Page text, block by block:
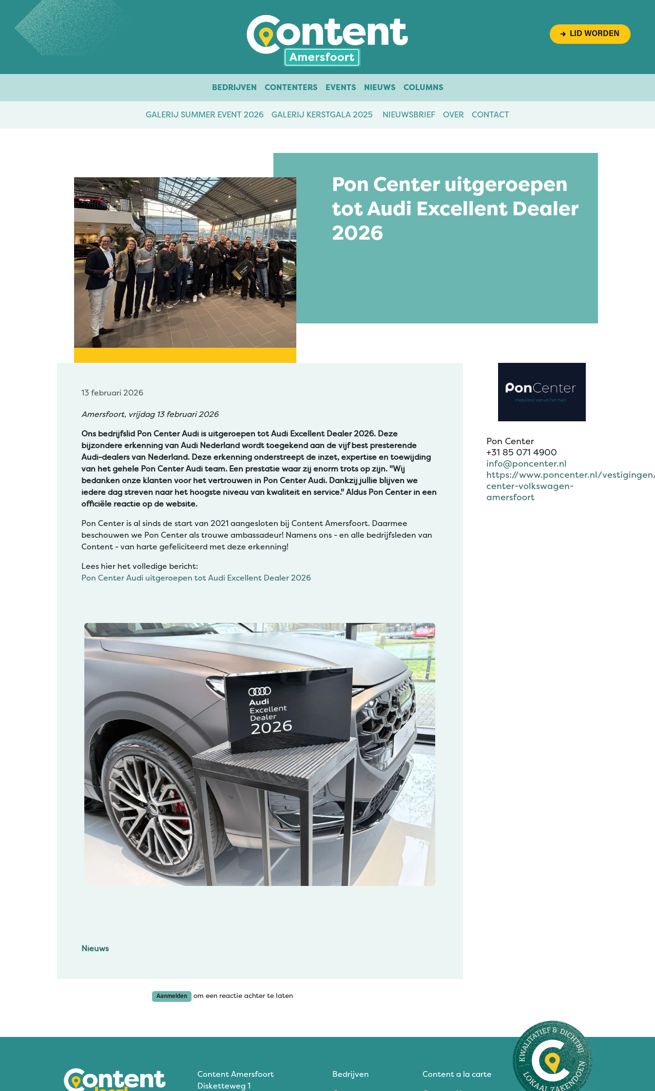
Overslaan naar inhoud
LID WORDEN
BEDRIJVEN CONTENTERS EVENTS NIEUWS COLUMNS
GALERIJ SUMMER EVENT 2026 GALERIJ KERSTGALA 2025 NIEUWSBRIEF OVER CONTACT
Pon Center uitgeroepen
tot Audi Excellent Dealer
2026
13 februari 2026
Amersfoort, vrijdag 13 februari 2026
Ons bedrijfslid Pon Center Audi is uitgeroepen tot Audi Excellent Dealer 2026. Deze
bijzondere erkenning van Audi Nederland wordt toegekend aan de vijf best presterende
Audi-dealers van Nederland. Deze erkenning onderstreept de inzet, expertise en toewijding
van het gehele Pon Center Audi team. Een prestatie waar zij enorm trots op zijn. "Wij
bedanken onze klanten voor het vertrouwen in Pon Center Audi. Dankzij jullie blijven we
iedere dag streven naar het hoogste niveau van kwaliteit en service." Aldus Pon Center in een
officiële reactie op de website.
Pon Center is al sinds de start van 2021 aangesloten bij Content Amersfoort. Daarmee
beschouwen we Pon Center als trouwe ambassadeur! Namens ons - en alle bedrijfsleden van
Content - van harte gefeliciteerd met deze erkenning!
Lees hier het volledige bericht:
Pon Center Audi uitgeroepen tot Audi Excellent Dealer 2026
Nieuws
Pon Center
+31 85 071 4900
info@poncenter.nl
https://www.poncenter.nl/
center-volkswagen-
amersfoort
Aanmelden om een reactie achter te laten
Content a la carte
Bedrijven
Content Amersfoort
Disketteweg 1